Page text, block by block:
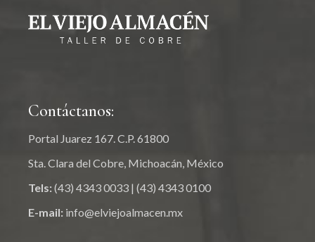
Contáctanos:
Portal Juarez 167. C.P. 61800
Sta. Clara del Cobre, Michoacán, México
Tels:(43) 4343 0033 |(43) 4343 0100
E-mail: info@elviejoalmacen.mx